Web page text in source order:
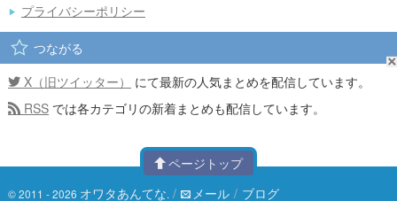
プライバシーポリシー
つながる
X（旧ツイッター）
にて最新の人気まとめを配信しています。
RSS では各カテゴリの新着まとめも配信しています。
ページトップ
© 2011 - 2026 オワタあんてな. / メール / ブログ